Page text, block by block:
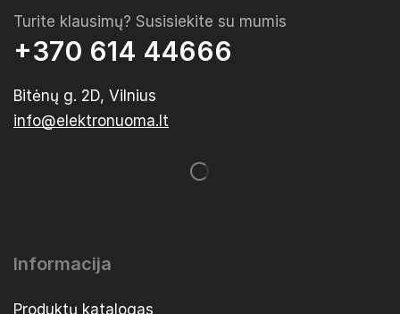
Turite klausimų? Susisiekite su mumis
+370 614 44666
Bitėnų g. 2D, Vilnius
info@elektronuoma.lt
Informacija
Produktų katalogas